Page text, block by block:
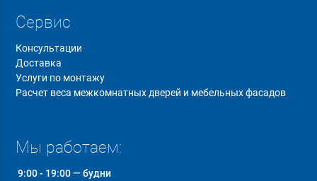
Сервис
Консультации
Доставка
Услуги по монтажу
Расчет веса межкомнатных дверей и мебельных фасадов
Мы работаем:
9:00 - 19:00 — будни